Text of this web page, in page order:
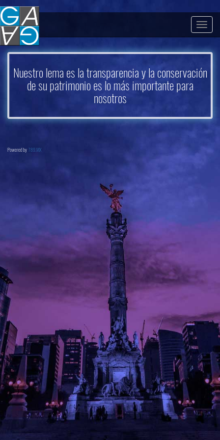
Nuestro lema es la transparencia y la conservación
de su patrimonio es lo más importante para
nosotros
Powered by 789.MX